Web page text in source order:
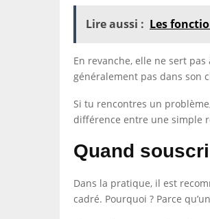
Lire aussi : Les
En revanche, elle ne sert
généralement pas dans son
Si tu rencontres un
différence entre une simple
Quand
Dans la pratique, il est
cadré. Pourquoi ? Parce